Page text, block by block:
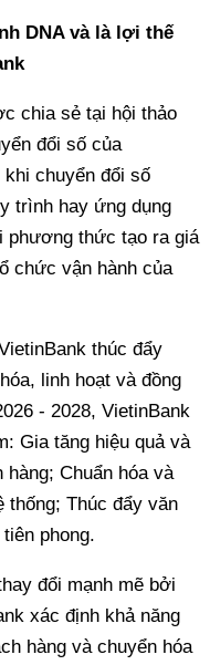
DNA và là lợi thế
chia sẻ tại hội thảo
đổi số của
khi chuyển đổi số
trình hay ứng dụng
phương thức tạo ra giá
chức vận hành của
thúc đẩy
linh hoạt và đồng
- 2028, VietinBank
Gia tăng hiệu quả và
Chuẩn hóa và
thống; Thúc đẩy văn
phong.
đổi mạnh mẽ bởi
xác định khả năng
hàng và chuyển hóa